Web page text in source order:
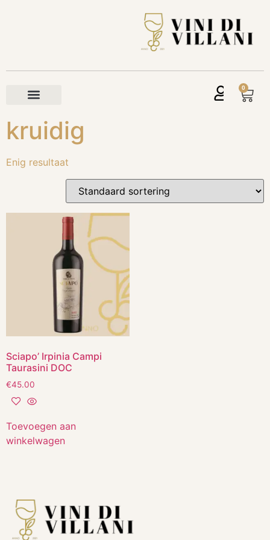
0
kruidig
Enig resultaat
Sciapo’ Irpinia Campi
Taurasini DOC
€45.00
Toevoegen aan
winkelwagen